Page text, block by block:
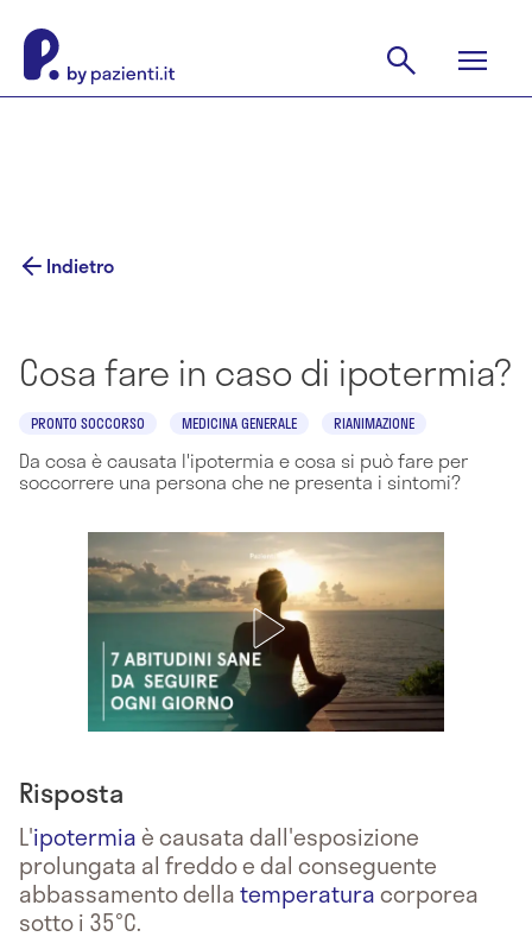
Indietro
Cosa fare in caso di ipotermia?
PRONTO SOCCORSO MEDICINA GENERALE RIANIMAZIONE
Da cosa è causata l'ipotermia e cosa si può fare per
soccorrere una persona che ne presenta i sintomi?
Risposta
L'ipotermiaè causata dall'esposizione
prolungata al freddo e dal conseguente
abbassamento dellatemperaturacorporea
sotto i 35°C.